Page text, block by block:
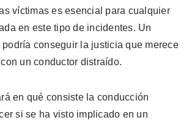
víctimas es esencial para cualquier
en este tipo de incidentes. Un
conseguir la justicia que merece
un conductor distraído.
en qué consiste la conducción
si se ha visto implicado en un